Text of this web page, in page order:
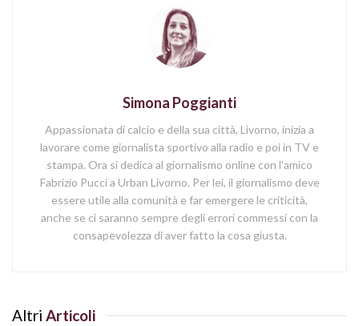
Simona Poggianti
Appassionata di calcio e della sua città, Livorno, inizia a
lavorare come giornalista sportivo alla radio e poi in TV e
stampa. Ora si dedica al giornalismo online con l'amico
Fabrizio Pucci a Urban Livorno. Per lei, il giornalismo deve
essere utile alla comunità e far emergere le criticità,
anche se ci saranno sempre degli errori commessi con la
consapevolezza di aver fatto la cosa giusta.
Altri Articoli